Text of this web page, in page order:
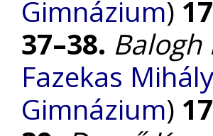
Gimnázium)
37–38. Balogh
Fazekas
Gimnázium)